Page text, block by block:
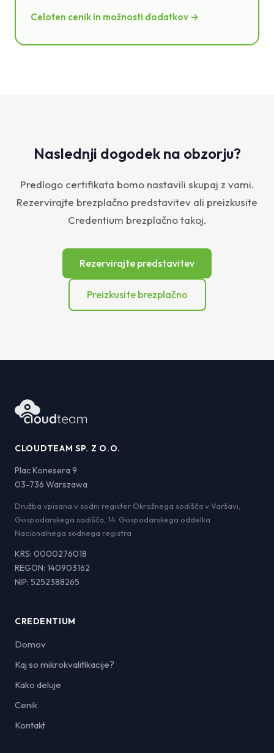
Celoten cenik in možnosti dodatkov →
Naslednji dogodek na obzorju?
Predlogo certifikata bomo nastavili skupaj z vami.
Rezervirajte brezplačno predstavitev ali preizkusite
Credentium brezplačno takoj.
Rezervirajte predstavitev
Preizkusite brezplačno
CLOUDTEAM SP. Z O.O.
Plac Konesera 9
03-736 Warszawa
Družba vpisana v sodni register Okrožnega sodišča v Varšavi,
Gospodarskega sodišča, 14. Gospodarskega oddelka
Nacionalnega sodnega registra
KRS: 0000276018
REGON: 140903162
NIP: 5252388265
CREDENTIUM
Domov
Kaj so mikrokvalifikacije?
Kako deluje
Cenik
Kontakt